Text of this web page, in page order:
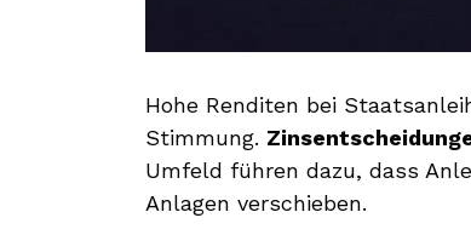
Hohe Renditen bei
Stimmung.
Umfeld führen dazu, dass
Anlagen verschieben.